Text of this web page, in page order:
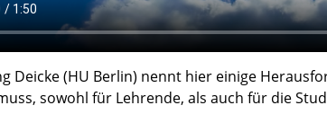
Deicke (HU Berlin) nennt hier einige
sowohl für Lehrende, als auch für die